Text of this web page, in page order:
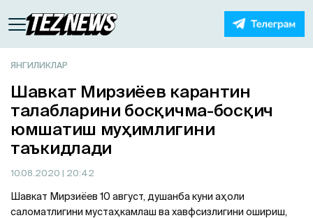
ЯНГИЛИКЛАР
Шавкат Мирзиёев карантин
талабларини босқичма-босқич
юмшатиш муҳимлигини
таъкидлади
10.08.2020 | 20:42
Шавкат Мирзиёев 10 август, душанба куни аҳоли
саломатлигини мустаҳкамлаш ва хавфсизлигини ошириш,